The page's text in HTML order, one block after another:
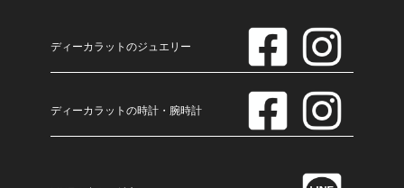
ディーカラットのジュエリー
ディーカラットの時計・腕時計